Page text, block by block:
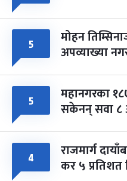
५ मोहन
अपव्याख्या
५ महानगरका
सकेनन् सवा ८
४ राजमार्ग
कर ५ प्रतिशत